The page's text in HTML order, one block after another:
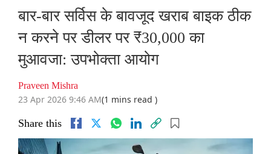
बार-बार सर्विस के बावजूद खराब बाइक ठीक
न करने पर डीलर पर ₹30,000 का
मुआवजा: उपभोक्ता आयोग
Praveen Mishra
23 Apr 2026 9:46 AM(1 mins read )
Share this